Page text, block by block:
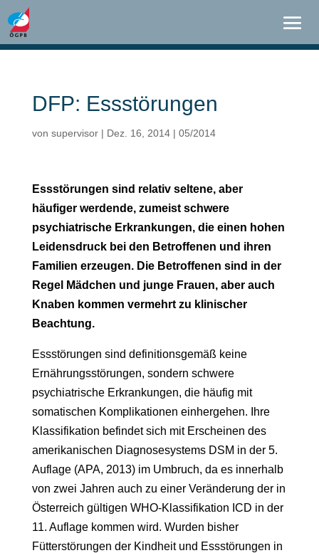
DFP: Essstörungen
von supervisor| Dez. 16, 2014| 05/2014
Essstörungen sind relativ seltene, aber
häufiger werdende, zumeist schwere
psychiatrische Erkrankungen, die einen hohen
Leidensdruck bei den Betroffenen und ihren
Familien erzeugen. Die Betroffenen sind in der
Regel Mädchen und junge Frauen, aber auch
Knaben kommen vermehrt zu klinischer
Beachtung.
Essstörungen sind definitionsgemäß keine
Ernährungsstörungen, sondern schwere
psychiatrische Erkrankungen, die häufig mit
somatischen Komplikationen einhergehen. Ihre
Klassifikation befindet sich mit Erscheinen des
amerikanischen Diagnosesystems DSM in der 5.
Auflage (APA, 2013) im Umbruch, da es innerhalb
von zwei Jahren auch zu einer Veränderung der in
Österreich gültigen WHO-Klassifikation ICD in der
11. Auflage kommen wird. Wurden bisher
Fütterstörungen der Kindheit und Essstörungen in